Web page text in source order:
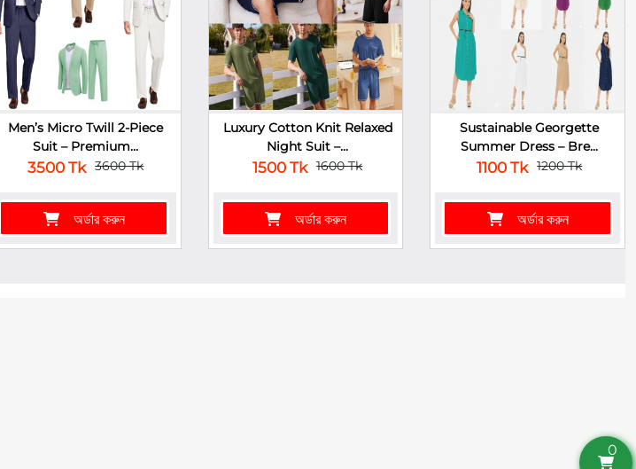
0
Men’s Micro Twill 2-Piece
Suit – Premium...
3500 Tk 3600 Tk
অর্ডার করুন
Luxury Cotton Knit Relaxed
Night Suit –...
1500 Tk 1600 Tk
অর্ডার করুন
Sustainable Georgette
Summer Dress – Bre...
1100 Tk 1200 Tk
অর্ডার করুন